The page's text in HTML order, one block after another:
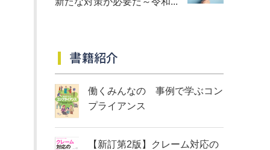
書籍紹介
働くみんなの 事例で学ぶコン
プライアンス
【新訂第2版】クレーム対応の